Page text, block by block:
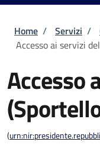
Briciole di
Home / Servizi /
Accesso ai servizi
Accesso
(